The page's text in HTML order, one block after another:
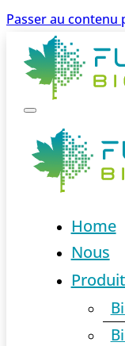
Passer au contenu
Home
Nous